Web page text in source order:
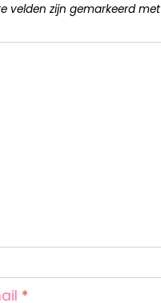
velden zijn gemarkeerd met
*